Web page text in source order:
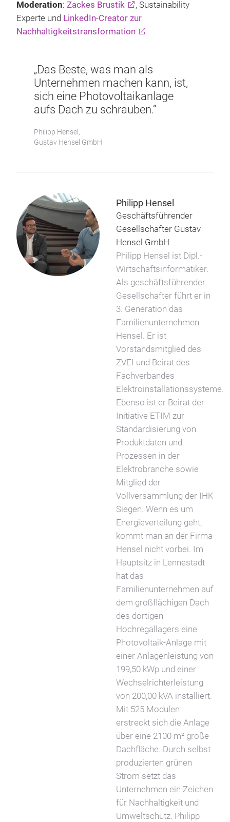
VERWALTEN
Moderation: Zackes Brustik
, Sustainability
Experte und LinkedIn-Creator zur
Nachhaltigkeitstransformation
„Das Beste, was man als
Unternehmen machen kann, ist,
sich eine Photovoltaikanlage
aufs Dach zu schrauben.“
Philipp Hensel,
Gustav Hensel GmbH
Philipp Hensel
Geschäftsführender
Gesellschafter Gustav
Hensel GmbH
Philipp Hensel ist Dipl.-
Wirtschaftsinformatiker.
Als geschäftsführender
Gesellschafter führt er in
3. Generation das
Familienunternehmen
Hensel. Er ist
Vorstandsmitglied des
ZVEI und Beirat des
Fachverbandes
Elektroinstallationssysteme.
Ebenso ist er Beirat der
Initiative ETIM zur
Standardisierung von
Produktdaten und
Prozessen in der
Elektrobranche sowie
Mitglied der
Vollversammlung der IHK
Siegen. Wenn es um
Energieverteilung geht,
kommt man an der Firma
Hensel nicht vorbei. Im
Hauptsitz in Lennestadt
hat das
Familienunternehmen auf
dem großflächigen Dach
des dortigen
Hochregallagers eine
Photovoltaik-Anlage mit
einer Anlagenleistung von
199,50 kWp und einer
Wechselrichterleistung
von 200,00 kVA installiert.
Mit 525 Modulen
erstreckt sich die Anlage
über eine 2100 m² große
Dachfläche. Durch selbst
produzierten grünen
Strom setzt das
Unternehmen ein Zeichen
für Nachhaltigkeit und
Umweltschutz. Philipp